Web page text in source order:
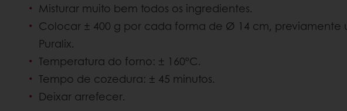
Misturar muito bem todos os ingredientes.
Colocar ± 400 g por cada forma de Ø 14 cm, previamente
Puralix.
Temperatura do forno: ± 160ºC.
Tempo de cozedura: ± 45 minutos.
Deixar arrefecer.